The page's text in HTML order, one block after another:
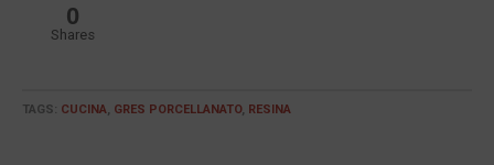
0
Shares
TAGS: CUCINA, GRES PORCELLANATO, RESINA